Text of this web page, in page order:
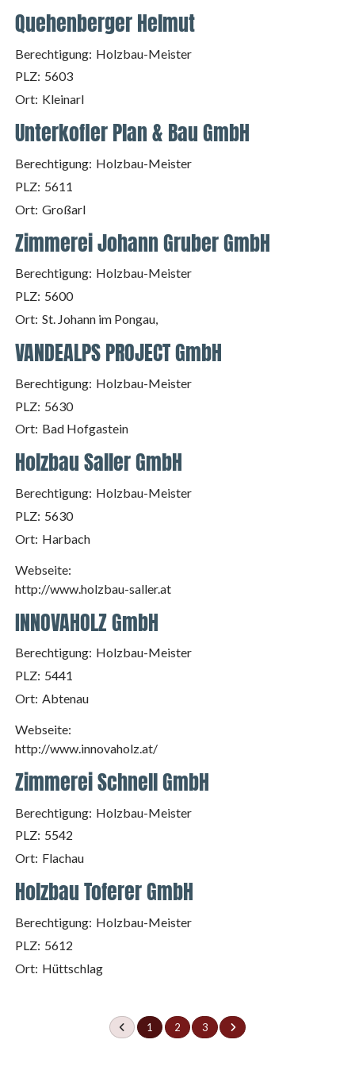
Quehenberger Helmut
Berechtigung: Holzbau-Meister
PLZ: 5603
Ort: Kleinarl
Unterkofler Plan & Bau GmbH
Berechtigung: Holzbau-Meister
PLZ: 5611
Ort: Großarl
Zimmerei Johann Gruber GmbH
Berechtigung: Holzbau-Meister
PLZ: 5600
Ort: St. Johann im Pongau,
VANDEALPS PROJECT GmbH
Berechtigung: Holzbau-Meister
PLZ: 5630
Ort: Bad Hofgastein
Holzbau Saller GmbH
Berechtigung: Holzbau-Meister
PLZ: 5630
Ort: Harbach
Webseite:
http://www.holzbau-saller.at
INNOVAHOLZ GmbH
Berechtigung: Holzbau-Meister
PLZ: 5441
Ort: Abtenau
Webseite:
http://www.innovaholz.at/
Zimmerei Schnell GmbH
Berechtigung: Holzbau-Meister
PLZ: 5542
Ort: Flachau
Holzbau Toferer GmbH
Berechtigung: Holzbau-Meister
PLZ: 5612
Ort: Hüttschlag
1 2 3